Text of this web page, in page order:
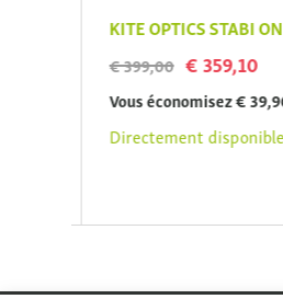
KITE OPTICS STABI ONE
€ 399,00 € 359,10
Vous économisez € 39,90
Directement disponible